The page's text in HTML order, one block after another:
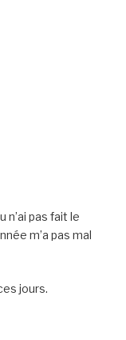
pas fait le
m’a pas mal
jours.